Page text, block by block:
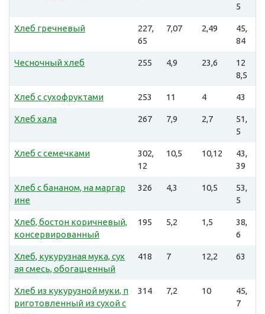
5
Хлеб гречневый
227,
65
7,07 2,49
45,
84
Чесночный хлеб 255 4,9 23,6
12
8,5
Хлеб с сухофруктами 253 11 4 43
Хлеб хала 267 7,9 2,7
51,
5
Хлеб с семечками
302,
12
10,5 10,12
43,
39
Хлеб с бананом, на маргар
ине
326 4,3 10,5
53,
5
Хлеб, бостон коричневый,
консервированный
195 5,2 1,5
38,
6
Хлеб, кукурузная мука, сух
ая смесь, обогащенный
418 7 12,2 63
Хлеб из кукурузной муки, п
риготовленный из сухой с
314 7,2 10
45,
7